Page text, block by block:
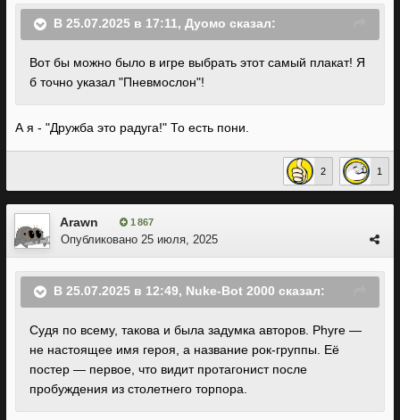
В 25.07.2025 в 17:11, Дуомо сказал:
Вот бы можно было в игре выбрать этот самый плакат! Я
б точно указал "Пневмослон"!
А я - "Дружба это радуга!" То есть пони.
2 1
Arawn 1 867
Опубликовано 25 июля, 2025
В 25.07.2025 в 12:49, Nuke-Bot 2000 сказал:
Судя по всему, такова и была задумка авторов. Phyre —
не настоящее имя героя, а название рок-группы. Её
постер — первое, что видит протагонист после
пробуждения из столетнего торпора